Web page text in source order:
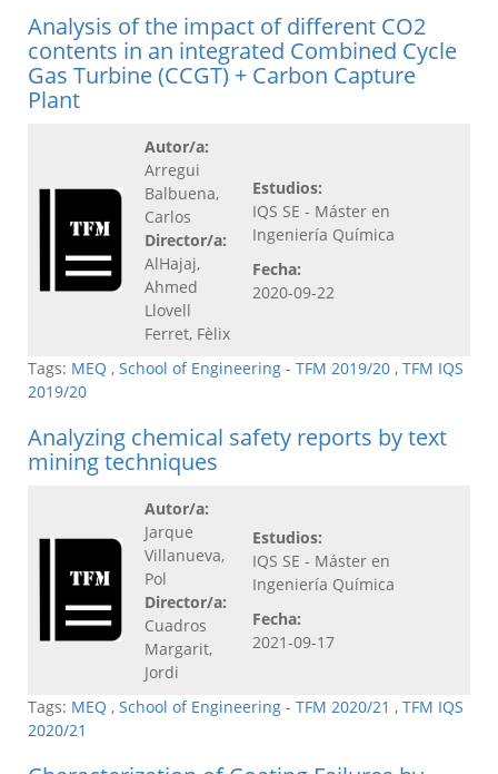
Analysis of the impact of different CO2
contents in an integrated Combined Cycle
Gas Turbine (CCGT) + Carbon Capture
Plant
Autor/a:
Arregui
Balbuena,
Carlos
Director/a:
AlHajaj,
Ahmed
Llovell
Ferret, Fèlix
Estudios:
IQS SE - Máster en
Ingeniería Química
Fecha:
2020-09-22
Tags: MEQ , School of Engineering - TFM 2019/20 , TFM IQS
2019/20
Analyzing chemical safety reports by text
mining techniques
Autor/a:
Jarque
Villanueva,
Pol
Director/a:
Cuadros
Margarit,
Jordi
Estudios:
IQS SE - Máster en
Ingeniería Química
Fecha:
2021-09-17
Tags: MEQ , School of Engineering - TFM 2020/21 , TFM IQS
2020/21